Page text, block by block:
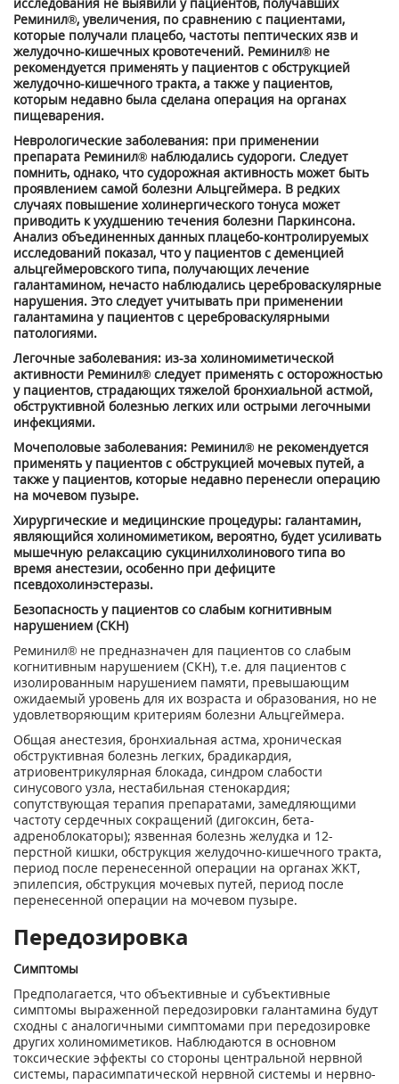
Реминил®, увеличения, по сравнению с пациентами,
которые получали плацебо, частоты пептических язв и
желудочно-кишечных кровотечений. Реминил® не
рекомендуется применять у пациентов с обструкцией
желудочно-кишечного тракта, а также у пациентов,
которым недавно была сделана операция на органах
пищеварения.
Неврологические заболевания: при применении
препарата Реминил® наблюдались судороги. Следует
помнить, однако, что судорожная активность может быть
проявлением самой болезни Альцгеймера. В редких
случаях повышение холинергического тонуса может
приводить к ухудшению течения болезни Паркинсона.
Анализ объединенных данных плацебо-контролируемых
исследований показал, что у пациентов с деменцией
альцгеймеровского типа, получающих лечение
галантамином, нечасто наблюдались цереброваскулярные
нарушения. Это следует учитывать при применении
галантамина у пациентов с цереброваскулярными
патологиями.
Легочные заболевания: из-за холиномиметической
активности Реминил® следует применять с осторожностью
у пациентов, страдающих тяжелой бронхиальной астмой,
обструктивной болезнью легких или острыми легочными
инфекциями.
Мочеполовые заболевания: Реминил® не рекомендуется
применять у пациентов с обструкцией мочевых путей, а
также у пациентов, которые недавно перенесли операцию
на мочевом пузыре.
Хирургические и медицинские процедуры: галантамин,
являющийся холиномиметиком, вероятно, будет усиливать
мышечную релаксацию сукцинилхолинового типа во
время анестезии, особенно при дефиците
псевдохолинэстеразы.
Безопасность у пациентов со слабым когнитивным
нарушением (СКН)
Реминил® не предназначен для пациентов со слабым
когнитивным нарушением (СКН), т.е. для пациентов с
изолированным нарушением памяти, превышающим
ожидаемый уровень для их возраста и образования, но не
удовлетворяющим критериям болезни Альцгеймера.
Общая анестезия, бронхиальная астма, хроническая
обструктивная болезнь легких, брадикардия,
атриовентрикулярная блокада, синдром слабости
синусового узла, нестабильная стенокардия;
сопутствующая терапия препаратами, замедляющими
частоту сердечных сокращений (дигоксин, бета-
адреноблокаторы); язвенная болезнь желудка и 12-
перстной кишки, обструкция желудочно-кишечного тракта,
период после перенесенной операции на органах ЖКТ,
эпилепсия, обструкция мочевых путей, период после
перенесенной операции на мочевом пузыре.
Передозировка
Симптомы
Предполагается, что объективные и субъективные
симптомы выраженной передозировки галантамина будут
сходны с аналогичными симптомами при передозировке
других холиномиметиков. Наблюдаются в основном
токсические эффекты со стороны центральной нервной
системы, парасимпатической нервной системы и нервно-